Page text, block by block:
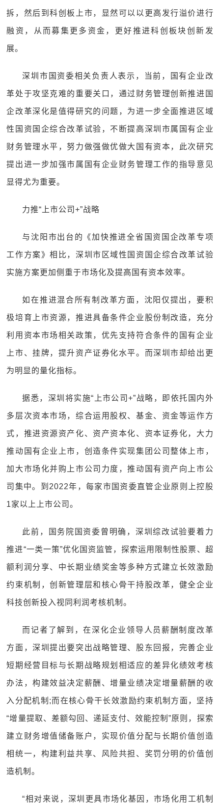
拆，然后到科创板上市，显然可以以更高发行溢价进行
融资，从而募集更多资金，更好推进科创板块创新发
展。
深圳市国资委相关负责人表示，当前，国有企业改
革处于攻坚克难的重要关口，通过财务管理创新推进国
企改革深化是值得研究的问题，为进一步全面推进区域
性国资国企综合改革试验，不断提高深圳市属国有企业
财务管理水平，努力做强做优做大国有资本，此次研究
提出进一步加强市属国有企业财务管理工作的指导意见
显得尤为重要。
力推“上市公司+”战略
与沈阳市出台的《加快推进全省国资国企改革专项
工作方案》相比，深圳市区域性国资国企综合改革试验
实施方案更加侧重于市场化及提高国有资本效率。
如在推进混合所有制改革方面，沈阳仅提出，要积
极培育上市资源，推进具备条件企业股份制改造，充分
利用资本市场相关政策，优先支持符合条件的国有企业
上市、挂牌，提升资产证券化水平。而深圳市却给出更
为明显的量化指标。
据悉，深圳将实施“上市公司+”战略，即依托国内外
多层次资本市场，综合运用股权、基金、资金等运作方
式，推进资源资产化、资产资本化、资本证券化，大力
推动国有企业上市，创造条件实现集团公司整体上市，
加大市场化并购上市公司力度，推动国有资产向上市公
司集中。到2022年，每家市国资委直管企业原则上控股
1家以上上市公司。
此前，国务院国资委曾明确，深圳综改试验要着力
推进“一类一策”优化国资监管，探索运用限制性股票、超
额利润分享、中长期业绩奖金等多种方式建立长效激励
约束机制，创新管理层和核心骨干持股改革，健全企业
科技创新投入视同利润考核机制。
而记者了解到，在深化企业领导人员薪酬制度改革
方面，深圳提出要突出战略管理、股东回报，完善企业
短期经营目标与长期战略规划相适应的差异化绩效考核
办法，构建效益决定薪酬、增量业绩决定增量薪酬的收
入分配机制;而在核心骨干长效激励约束机制方面，坚持
“增量提取、差额勾回、递延支付、效能控制”原则，探索
建立财务增值储备账户，实现价值分配与长期价值创造
相统一，构建利益共享、风险共担、奖罚分明的价值创
造机制。
“相对来说，深圳更具市场化基因，市场化用工机制